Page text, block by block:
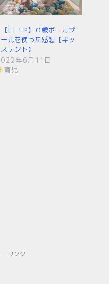
【口コミ】０歳ボールプ
ールを使った感想【キッ
ズテント】
年6月11日
育児
リンク